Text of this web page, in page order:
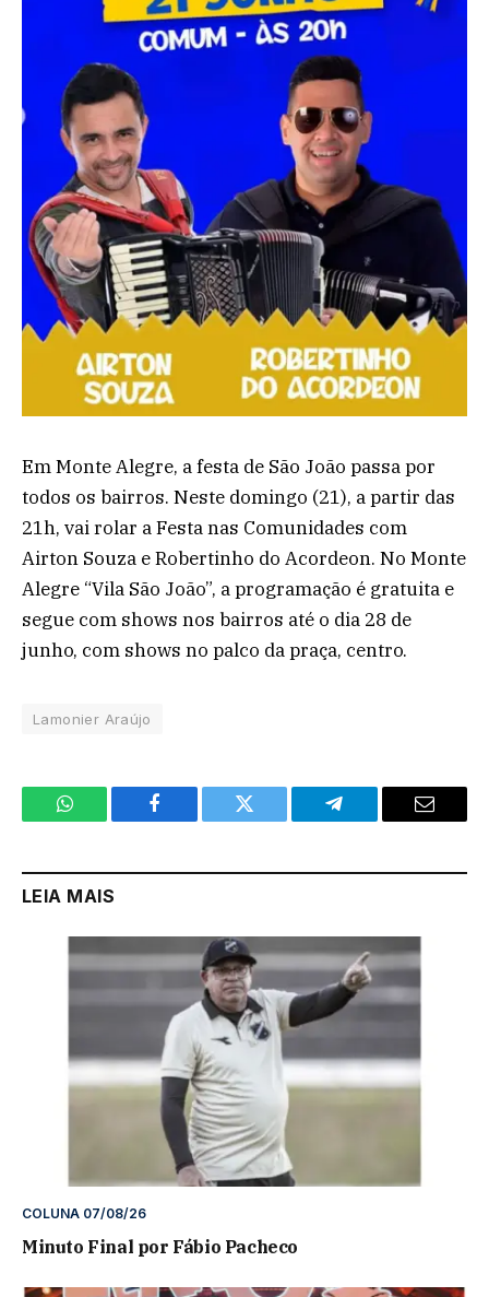
Em Monte Alegre, a festa de São João passa por
todos os bairros. Neste domingo (21), a partir das
21h, vai rolar a Festa nas Comunidades com
Airton Souza e Robertinho do Acordeon. No Monte
Alegre “Vila São João”, a programação é gratuita e
segue com shows nos bairros até o dia 28 de
junho, com shows no palco da praça, centro.
Lamonier Araújo
WhatsApp Facebook Twitter Telegram Email
LEIA MAIS
COLUNA 07/08/26
Minuto Final por Fábio Pacheco